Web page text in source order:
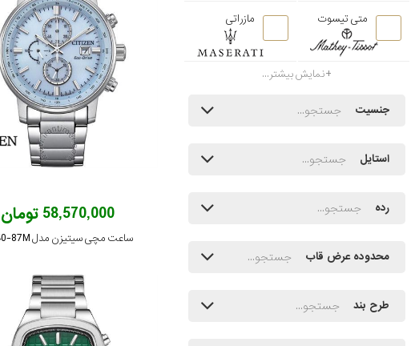
58,570,000 تومان
ساعت مچی سیتیزن مدل CA0840-87M
متی تیسوت مازراتی
نمایش بیشتر...
جنسیت
استایل
رده
محدوده عرض قاب
طرح بند